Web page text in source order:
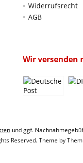
Widerrufsrecht
AGB
Wir versenden
und ggf.
Reserved. Theme by